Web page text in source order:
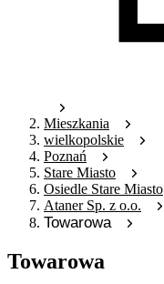
Mieszkania
wielkopolskie
Poznań
Stare Miasto
Osiedle Stare Miasto
Ataner Sp. z o.o.
Towarowa
Towarowa